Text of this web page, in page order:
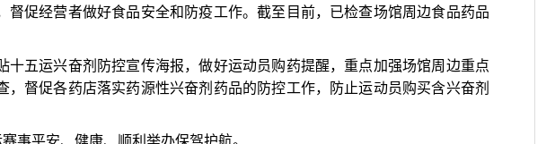
促经营者做好食品安全和防疫工作。截至目前，已检查场馆周边食品药品
五运兴奋剂防控宣传海报，做好运动员购药提醒，重点加强场馆周边重点
督促各药店落实药源性兴奋剂药品的防控工作，防止运动员购买含兴奋剂
事平安、健康、顺利举办保驾护航。